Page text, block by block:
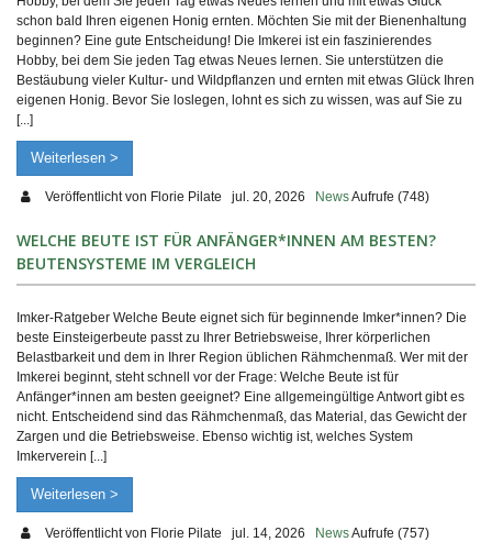
schon bald Ihren eigenen Honig ernten. Möchten Sie mit der Bienenhaltung
beginnen? Eine gute Entscheidung! Die Imkerei ist ein faszinierendes
Hobby, bei dem Sie jeden Tag etwas Neues lernen. Sie unterstützen die
Bestäubung vieler Kultur- und Wildpflanzen und ernten mit etwas Glück Ihren
eigenen Honig. Bevor Sie loslegen, lohnt es sich zu wissen, was auf Sie zu
[...]
Weiterlesen >
Veröffentlicht von Florie Pilate jul. 20, 2026 NewsAufrufe (748)
WELCHE BEUTE IST FÜR ANFÄNGER*INNEN AM BESTEN?
BEUTENSYSTEME IM VERGLEICH
Imker-Ratgeber Welche Beute eignet sich für beginnende Imker*innen? Die
beste Einsteigerbeute passt zu Ihrer Betriebsweise, Ihrer körperlichen
Belastbarkeit und dem in Ihrer Region üblichen Rähmchenmaß. Wer mit der
Imkerei beginnt, steht schnell vor der Frage: Welche Beute ist für
Anfänger*innen am besten geeignet? Eine allgemeingültige Antwort gibt es
nicht. Entscheidend sind das Rähmchenmaß, das Material, das Gewicht der
Zargen und die Betriebsweise. Ebenso wichtig ist, welches System
Imkerverein [...]
Weiterlesen >
Veröffentlicht von Florie Pilate jul. 14, 2026 NewsAufrufe (757)